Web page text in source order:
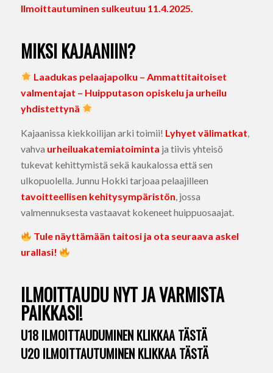
Ilmoittautuminen sulkeutuu 11.4.2025.
MIKSI KAJAANIIN?
Laadukas pelaajapolku – Ammattitaitoiset
valmentajat – Huipputason opiskelu ja urheilu
yhdistettynä
Kajaanissa kiekkoilijan arki toimii! Lyhyet välimatkat
vahva urheiluakatemiatoiminta ja tiivis yhteisö
tukevat kehittymistä sekä kaukalossa että sen
ulkopuolella. Junnu Hokki tarjoaa pelaajilleen
tavoitteellisen kehitysympäristön , jossa
valmennuksesta vastaavat kokeneet huippuosaajat.
Tule näyttämään taitosi ja ota seuraava askel
urallasi!
ILMOITTAUDU NYT JA VARMISTA
PAIKKASI!
U18 ILMOITTAUDUMINEN KLIKKAA TÄSTÄ
U20 ILMOITTAUTUMINEN KLIKKAA TÄSTÄ